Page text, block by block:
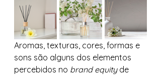
Aromas, texturas, cores, formas e
sons são alguns dos elementos
percebidos no brand equity de